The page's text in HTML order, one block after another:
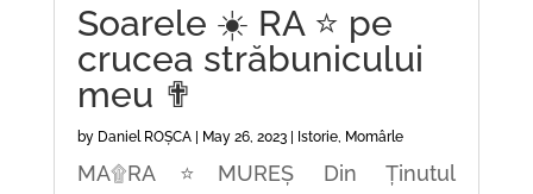
Soarele ☀️ RA ⭐ pe
crucea străbunicului
meu ✟
by Daniel ROȘCA| May 26, 2023| Istorie, Momârle
MA۩RA⭐MUREȘ Din Ținutul